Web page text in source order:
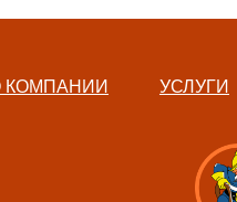
КОМПАНИИ УСЛУГИ